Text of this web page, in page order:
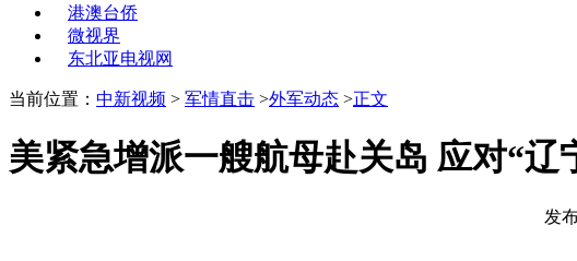
港澳台侨
微视界
东北亚电视网
当前位置： 中新视频 > 军情直击 >外军动态 >正文
美紧急增派一艘航母赴关岛 应对“辽
发